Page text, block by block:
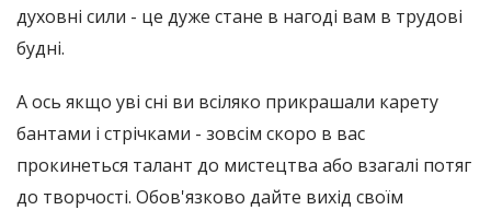
духовні сили - це дуже стане в нагоді вам в трудові
будні.
А ось якщо уві сні ви всіляко прикрашали карету
бантами і стрічками - зовсім скоро в вас
прокинеться талант до мистецтва або взагалі потяг
до творчості. Обов'язково дайте вихід своїм